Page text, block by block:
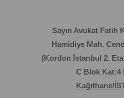
Sayın Avukat Fatih
Hamidiye Mah.
(Kordon İstanbul 2.
C Blok Kat:4
Kağıthane/